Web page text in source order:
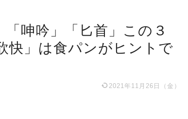
「呻吟」「匕首」この３
快」は食パンがヒントで
2021年11月26日（金）